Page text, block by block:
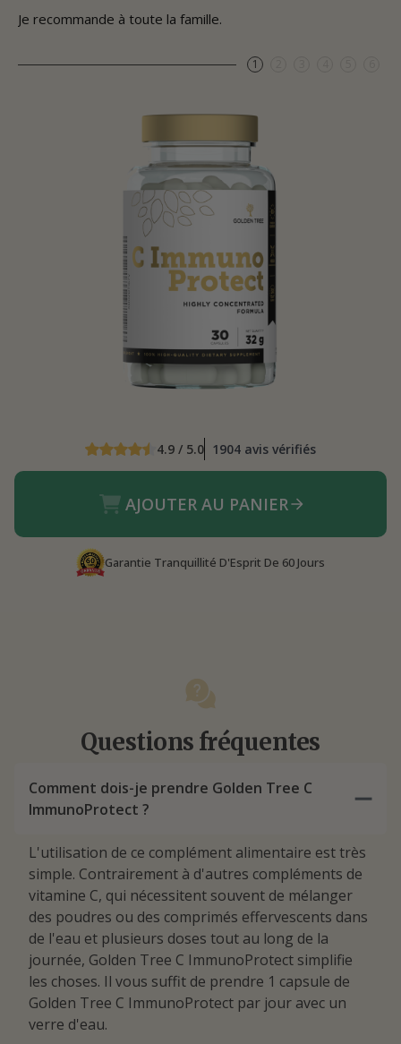
Je recommande à toute la famille.
1
4.9 / 5.0 1904 avis vérifiés
AJOUTER AU PANIER
Garantie Tranquillité D'Esprit De 60 Jours
Questions fréquentes
Comment dois-je prendre Golden Tree C
ImmunoProtect ?
L'utilisation de ce complément alimentaire est très
simple. Contrairement à d'autres compléments de
vitamine C, qui nécessitent souvent de mélanger
des poudres ou des comprimés effervescents dans
de l'eau et plusieurs doses tout au long de la
journée, Golden Tree C ImmunoProtect simplifie
les choses. Il vous suffit de prendre 1 capsule de
Golden Tree C ImmunoProtect par jour avec un
verre d'eau.